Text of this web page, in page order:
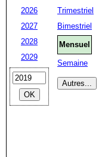
2026
2027
2028
2029
Trimestriel
Bimestriel
Mensuel
Semaine